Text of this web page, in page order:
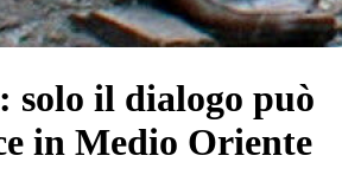
solo il dialogo può
in Medio Oriente